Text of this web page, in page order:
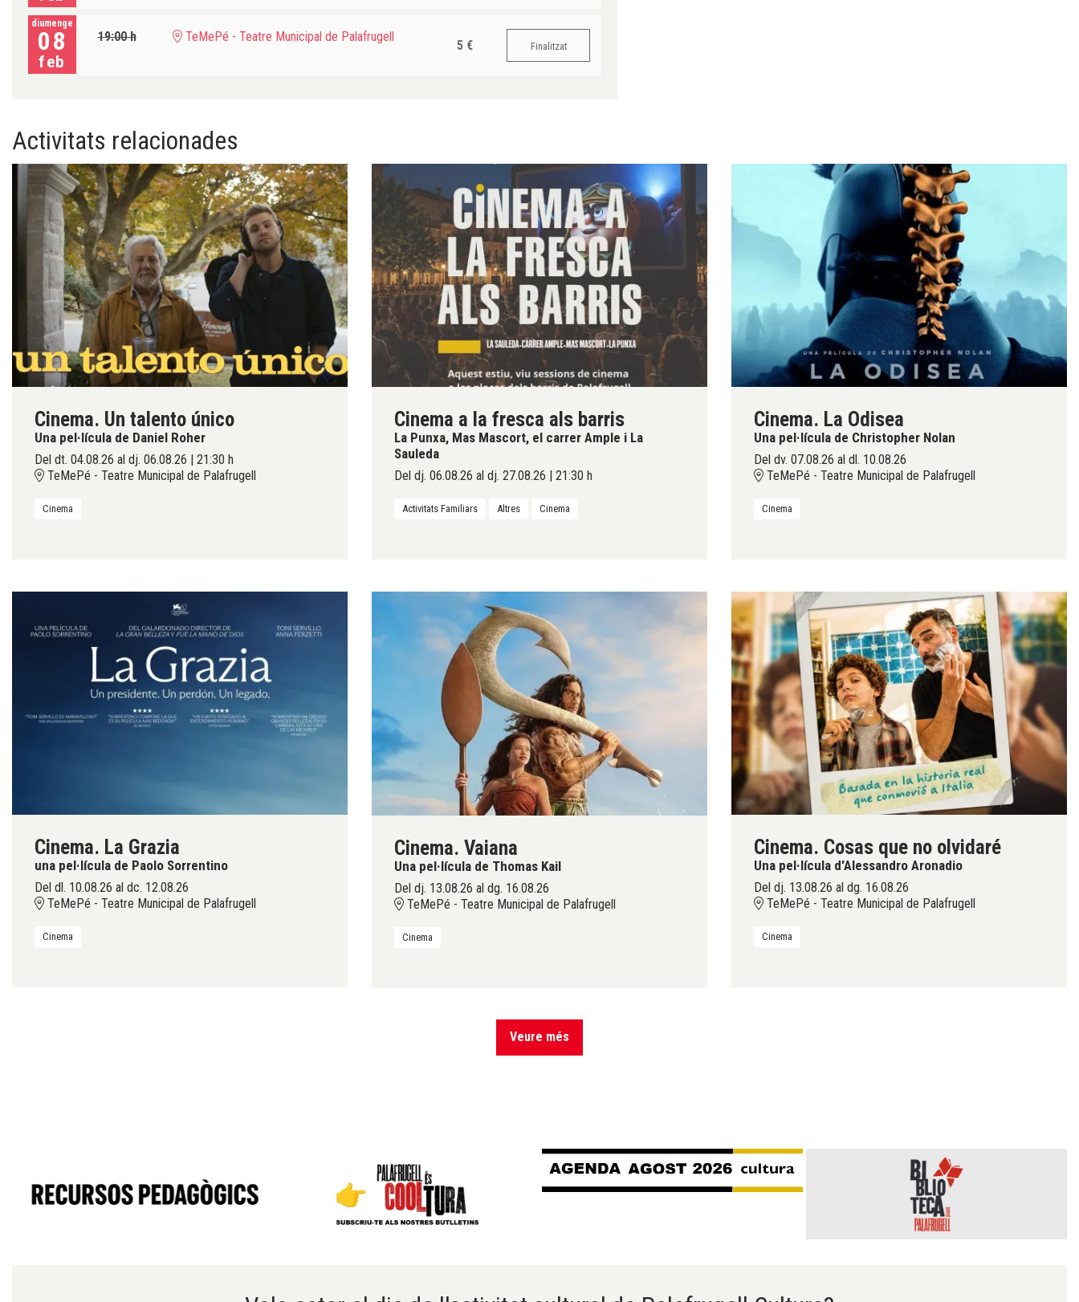
diumenge
08
feb
19:00 h TeMePé - Teatre Municipal de Palafrugell
5 € Finalitzat
Activitats relacionades
Cinema. Un talento único
Una pel·lícula de Daniel Roher
Del dt. 04.08.26 al dj. 06.08.26
21:30 h
TeMePé - Teatre Municipal de Palafrugell
Cinema
Cinema a la fresca als barris
La Punxa, Mas Mascort, el carrer Ample i La
Sauleda
Del dj. 06.08.26 al dj. 27.08.26 | 21:30 h
Activitats Familiars Altres Cinema
Cinema. La Odisea
Una pel·lícula de Christopher Nolan
Del dv. 07.08.26 al dl. 10.08.26
TeMePé - Teatre Municipal de Palafrugell
Cinema
Cinema. La Grazia
una pel·lícula de Paolo Sorrentino
Del dl. 10.08.26 al dc. 12.08.26
TeMePé - Teatre Municipal de Palafrugell
Cinema
Cinema. Vaiana
Una pel·lícula de Thomas Kail
Del dj. 13.08.26 al dg. 16.08.26
TeMePé - Teatre Municipal de Palafrugell
Cinema
Cinema. Cosas que no olvidaré
Una pel·lícula d'Alessandro Aronadio
Del dj. 13.08.26 al dg. 16.08.26
TeMePé - Teatre Municipal de Palafrugell
Cinema
Veure més